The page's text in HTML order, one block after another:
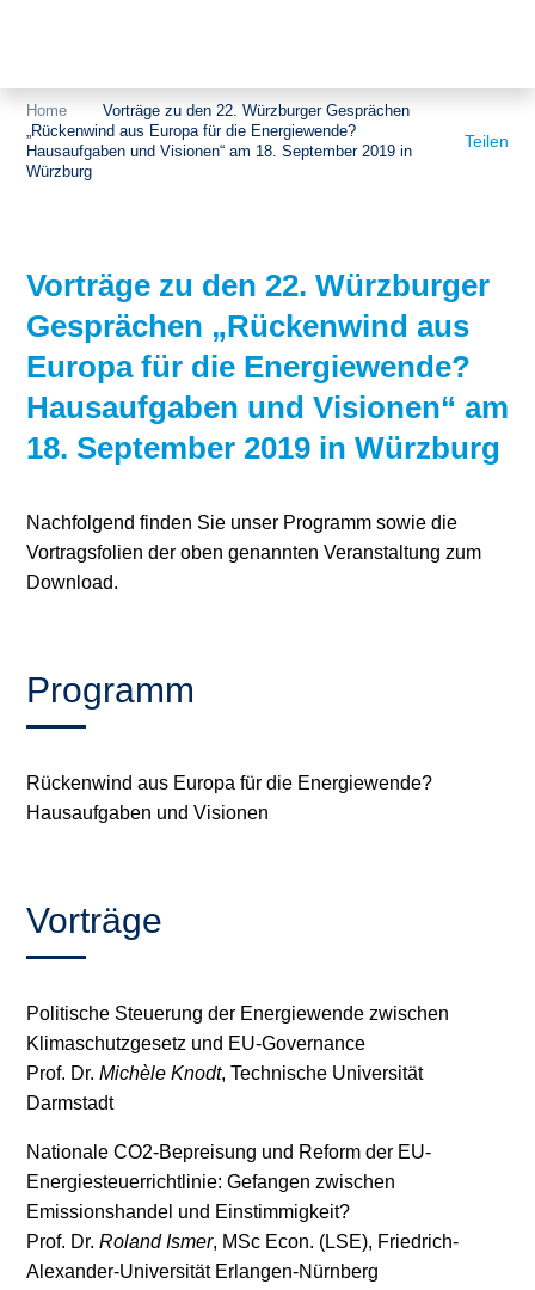
Europa
Grundsatzfragen
Märkte
Netze
Speicher
Publikationen
Karriere
Über uns
Stiftungsporträt
Forschungsnetzwerk
Umweltenergierecht
Home
Vorträge zu den 22. Würzburger Gesprächen
„Rückenwind aus Europa für die Energiewende?
Hausaufgaben und Visionen“ am 18. September 2019 in
Würzburg
Teilen
Vorträge zu den 22. Würzburger
Gesprächen „Rückenwind aus
Europa für die Energiewende?
Hausaufgaben und Visionen“ am
18. September 2019 in Würzburg
Nachfolgend finden Sie unser Programm sowie die
Vortragsfolien der oben genannten Veranstaltung zum
Download.
Programm
Rückenwind aus Europa für die Energiewende?
Hausaufgaben und Visionen
Vorträge
Politische Steuerung der Energiewende zwischen
Klimaschutzgesetz und EU-Governance
Prof. Dr. Michèle Knodt, Technische Universität
Darmstadt
Nationale CO2-Bepreisung und Reform der EU-
Energiesteuerrichtlinie: Gefangen zwischen
Emissionshandel und Einstimmigkeit?
Prof. Dr. Roland Ismer, MSc Econ. (LSE), Friedrich-
Alexander-Universität Erlangen-Nürnberg